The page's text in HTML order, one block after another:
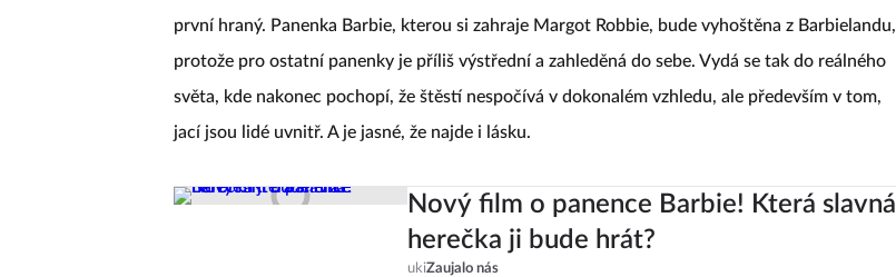
první hraný. Panenka Barbie, kterou si zahraje Margot Robbie, bude vyhoštěna z Barbielandu,
protože pro ostatní panenky je příliš výstřední a zahleděná do sebe. Vydá se tak do reálného
světa, kde nakonec pochopí, že štěstí nespočívá v dokonalém vzhledu, ale především v tom,
jací jsou lidé uvnitř. A je jasné, že najde i lásku.
Nový film o panence Barbie! Která slavná
herečka ji bude hrát?
ukiZaujalo nás